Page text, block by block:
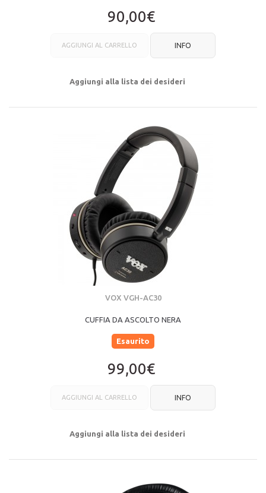
90,00€
AGGIUNGI AL CARRELLO INFO
Aggiungi alla lista dei desideri
VOX VGH-AC30
CUFFIA DA ASCOLTO NERA
Esaurito
99,00€
AGGIUNGI AL CARRELLO INFO
Aggiungi alla lista dei desideri